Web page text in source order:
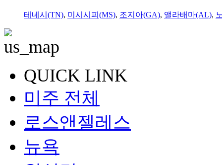
테네시(TN), 미시시피(MS), 조지아(GA), 앨라배마(AL),
QUICK LINK
미주 전체
로스앤젤레스
뉴욕